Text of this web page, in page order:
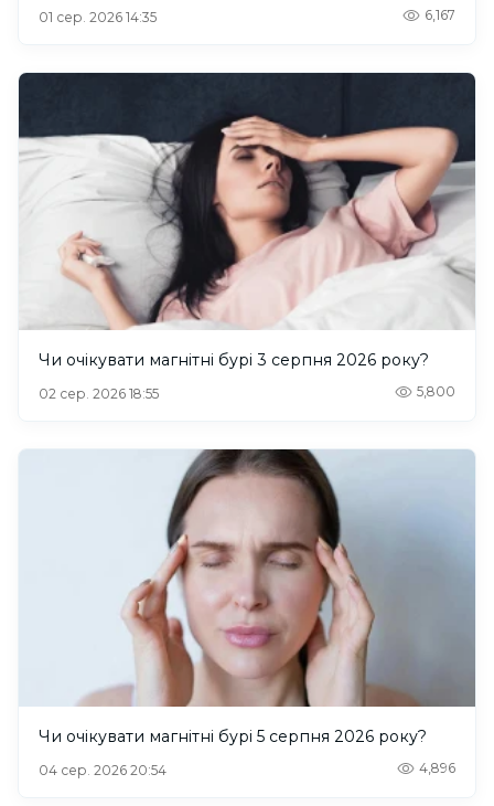
01 сер. 2026 14:35 6,167
Чи очікувати магнітні бурі 3 серпня 2026 року?
02 сер. 2026 18:55 5,800
Чи очікувати магнітні бурі 5 серпня 2026 року?
04 сер. 2026 20:54 4,896